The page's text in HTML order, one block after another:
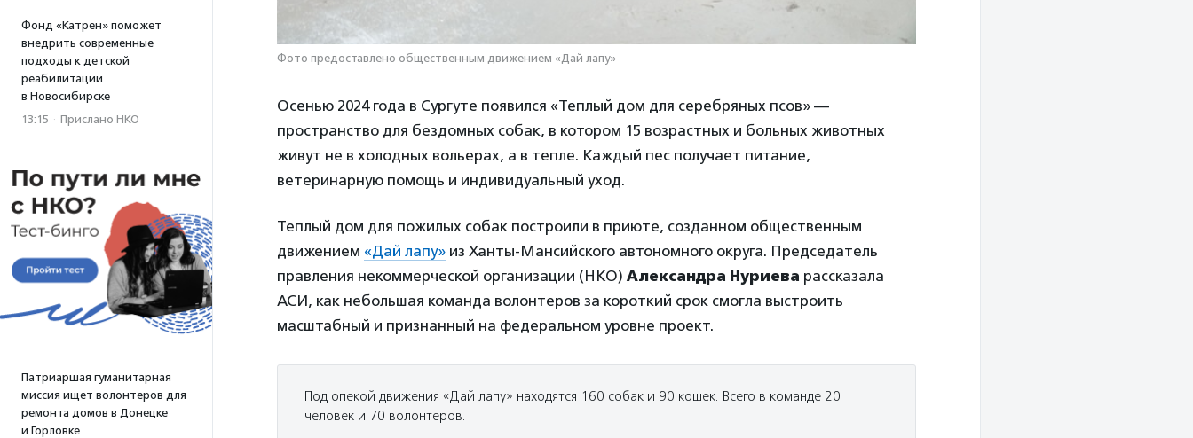
Фонд «Катрен» поможет
внедрить современные
подходы к детской
реабилитации
в Новосибирске
13:15 · Прислано НКО
Патриаршая гуманитарная
миссия ищет волонтеров для
ремонта домов в Донецке
и Горловке
Фото предоставлено общественным движением «Дай лапу»
Осенью 2024 года в Сургуте появился «Теплый дом для серебряных псов» —
пространство для бездомных собак, в котором 15 возрастных и больных животных
живут не в холодных вольерах, а в тепле. Каждый пес получает питание,
ветеринарную помощь и индивидуальный уход.
Теплый дом для пожилых собак построили в приюте, созданном общественным
движением «Дай лапу» из Ханты-Мансийского автономного округа. Председатель
правления некоммерческой организации (НКО) Александра Нуриева рассказала
АСИ, как небольшая команда волонтеров за короткий срок смогла выстроить
масштабный и признанный на федеральном уровне проект.
Под опекой движения «Дай лапу» находятся 160 собак и 90 кошек. Всего в команде 20
человек и 70 волонтеров.